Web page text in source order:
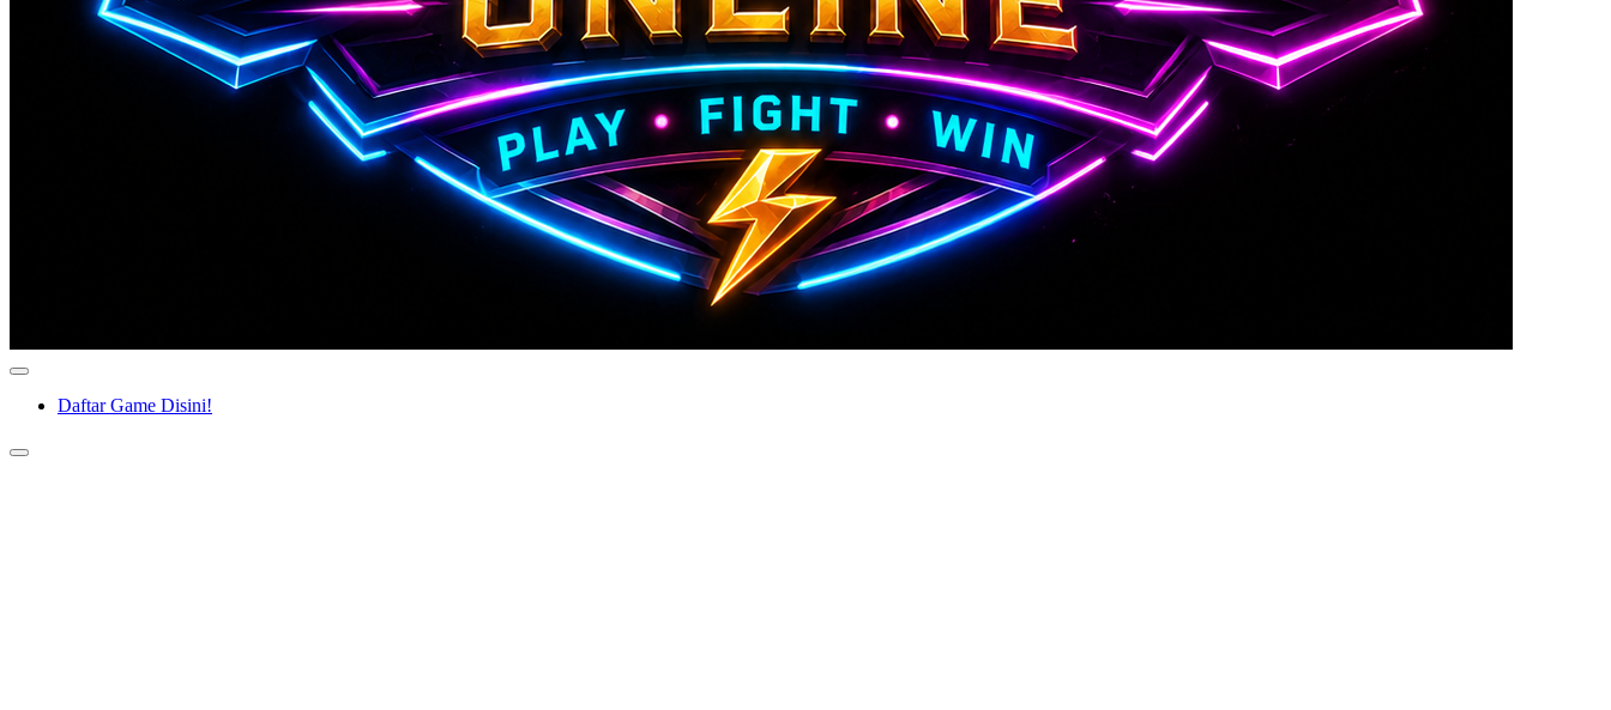
Daftar Game Disini!